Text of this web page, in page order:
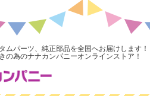
ムパーツ、純正部品を全国へお届けします！
の為のナナカンパニーオンラインストア！